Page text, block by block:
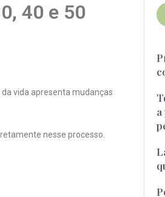
40 e 50
vida apresenta mudanças
nesse processo.